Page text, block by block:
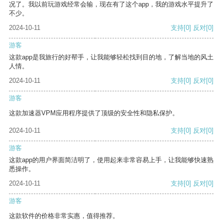
况了。我以前玩游戏经常会输，现在有了这个app，我的游戏水平提升了
不少。
2024-10-11
支持[0] 反对[0]
游客
这款app是我旅行的好帮手，让我能够轻松找到目的地，了解当地的风土
人情。
2024-10-11
支持[0] 反对[0]
游客
这款加速器VPM应用程序提供了顶级的安全性和隐私保护。
2024-10-11 支持[0] 反对[0]
游客
这款app的用户界面简洁明了，使用起来非常容易上手，让我能够快速熟
悉操作。
2024-10-11
支持[0] 反对[0]
游客
这款软件的价格非常实惠，值得推荐。